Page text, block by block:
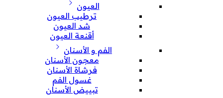
العيون
ترطيب العيون
شد العيون
أقنعة العيون
الفم و الأسنان
معجون الأسنان
فرشاة الأسنان
غسول الفم
تبييض الأسنان